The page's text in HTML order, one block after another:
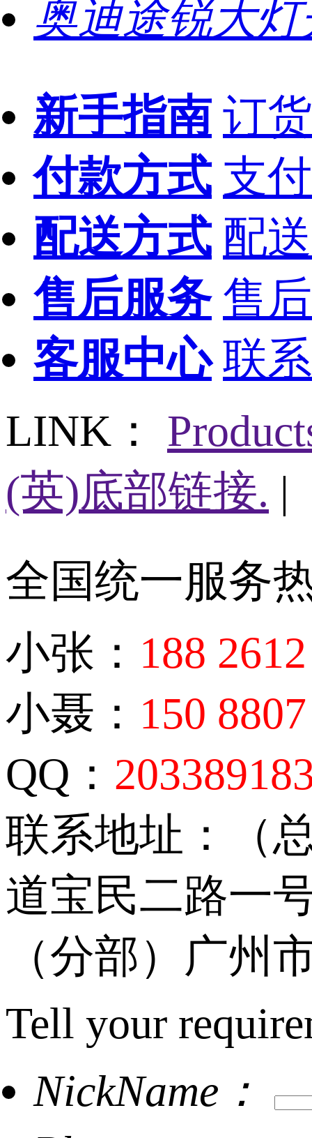
奥迪途锐大
新手指南 订
付款方式 支
配送方式 配
售后服务 售
客服中心 联
LINK：
(英)底部链接. |
全国统一服务
小张： 188
小聂： 150
QQ：
联系地址：（
道宝民二路一
（分部）广州
Tell your
NickName：